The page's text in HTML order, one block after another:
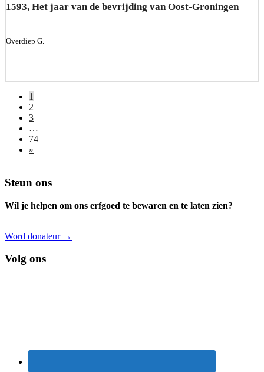
1593, Het jaar van de bevrijding van Oost-Groningen
Overdiep G.
1
2
3
…
74
»
Footer
Steun ons
Wil je helpen om ons erfgoed te bewaren en te laten zien?
Word donateur →
Volg ons